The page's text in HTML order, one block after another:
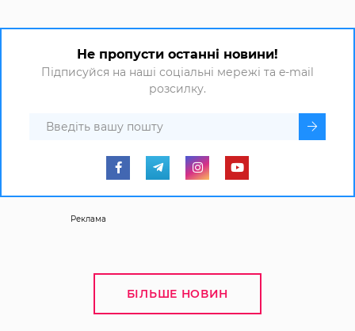
Не пропусти останні новини!
Підписуйся на наші соціальні мережі та e-mail
розсилку.
Реклама
БІЛЬШЕ НОВИН